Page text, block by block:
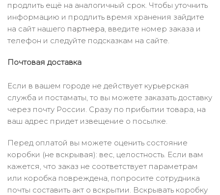
продлить ещё на аналогичный срок. Чтобы уточнить
информацию и продлить время хранения зайдите
на сайт нашего партнера, введите номер заказа и
телефон и следуйте подсказкам на сайте.
Почтовая доставка
Если в вашем городе не действует курьерская
служба и постаматы, то вы можете заказать доставку
через почту России. Сразу по прибытии товара, на
ваш адрес придет извещение о посылке.
Перед оплатой вы можете оценить состояние
коробки (не вскрывая): вес, целостность. Если вам
кажется, что заказ не соответствует параметрам
или коробка повреждена, попросите сотрудника
почты составить акт о вскрытии. Вскрывать коробку